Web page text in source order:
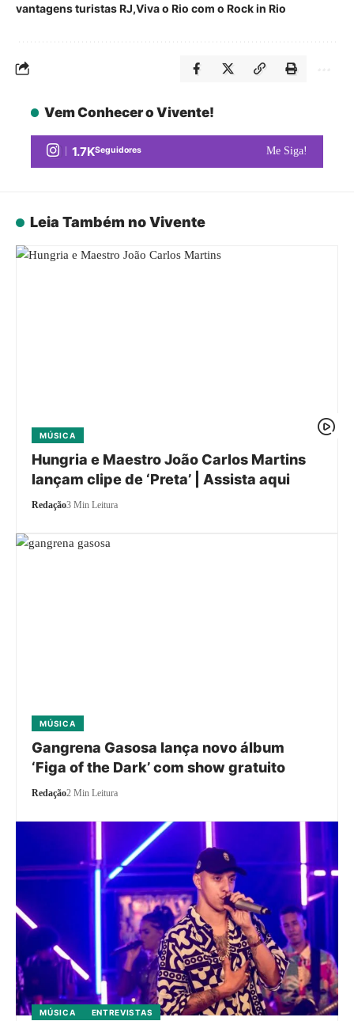
vantagens turistas RJ Viva o Rio com o Rock in Rio
Vem Conhecer o Vivente!
1.7KSeguidores Me Siga!
Leia Também no Vivente
MÚSICA
Hungria e Maestro João Carlos Martins
lançam clipe de ‘Preta’ | Assista aqui
Redação3 Min Leitura
MÚSICA
Gangrena Gasosa lança novo álbum
‘Figa of the Dark’ com show gratuito
Redação2 Min Leitura
MÚSICA ENTREVISTAS